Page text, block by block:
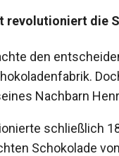
revolutioniert die
den
Nachbarn
schließlich
Schokolade